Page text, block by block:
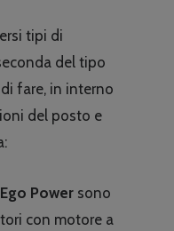
tipi di
del tipo
fare, in interno
del posto e
Ego Power sono
con motore a